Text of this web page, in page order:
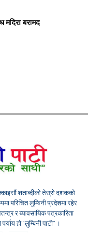
बरामद
शताब्दीको तेस्रो दशकको
परिचित लुम्बिनी प्रदेशमा रहेर
र ब्यावसायिक पत्रकारिता
हो "लुम्बिनी पाटी" ।